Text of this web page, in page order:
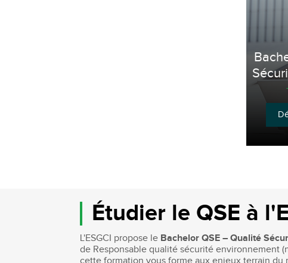
Étudier le QSE à
L'ESGCI propose le Bachelor QSE – Qualité
de Responsable qualité sécurité environnement
cette formation vous forme aux enjeux terrain du